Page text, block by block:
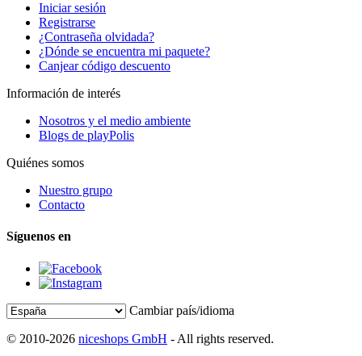
Iniciar sesión
Registrarse
¿Contraseña olvidada?
¿Dónde se encuentra mi paquete?
Canjear código descuento
Información de interés
Nosotros y el medio ambiente
Blogs de playPolis
Quiénes somos
Nuestro grupo
Contacto
Síguenos en
Cambiar país/idioma
© 2010-2026 niceshops GmbH - All rights reserved.